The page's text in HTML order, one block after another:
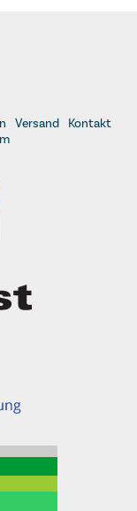
Versand
Kontakt